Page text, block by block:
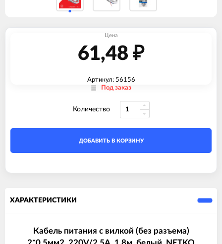
Цена
61,48 ₽
Артикул: 56156
Под заказ
Количество
ДОБАВИТЬ В КОРЗИНУ
ХАРАКТЕРИСТИКИ
Кабель питания с вилкой (без разъема)